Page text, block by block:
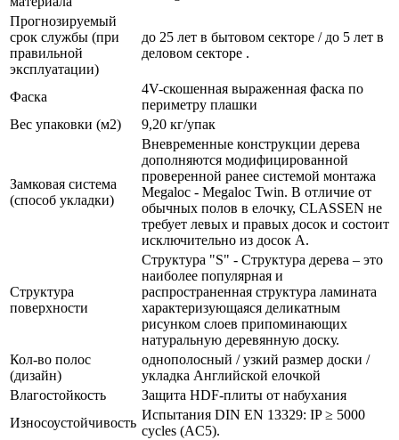
Прогнозируемый
срок службы (при
правильной
эксплуатации)
до 25 лет в бытовом секторе / до 5 лет в
деловом секторе .
Фаска
4V-скошенная выраженная фаска по
периметру плашки
Вес упаковки (м2)
9,20 кг/упак
Замковая система
(способ укладки)
Вневременные конструкции дерева
дополняются модифицированной
проверенной ранее системой монтажа
Мegaloc - Мegaloc Twin. В отличие от
обычных полов в елочку, CLASSEN не
требует левых и правых досок и состоит
исключительно из досок A.
Структура
поверхности
Структура "S" - Структура дерева – это
наиболее популярная и
распространенная структура ламината
характеризующаяся деликатным
рисунком слоев припоминающих
натуральную деревянную доску.
Кол-во полос
(дизайн)
однополосный / узкий размер доски /
укладка Английской елочкой
Влагостойкость
Защита HDF-плиты от набухания
Износоустойчивость
Испытания DIN EN 13329: IP ≥ 5000
cycles (AC5).